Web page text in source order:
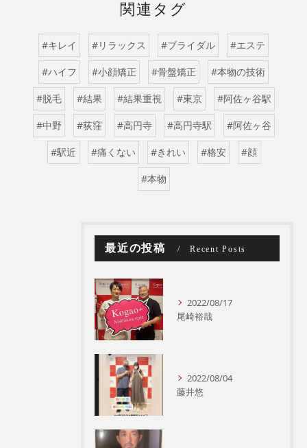
関連タグ
#キレイ #リラックス #ブライダル #エステ
#ハイフ #小顔矯正 #骨盤矯正 #本物の技術
#脱毛 #結果 #結果重視 #東京 #阿佐ヶ谷駅
#中野 #荻窪 #高円寺 #高円寺駅 #阿佐ヶ谷
#駅近 #痛くない #きれい #格安 #顔
#本物
最近の投稿 Recent Posts
2022/08/17
尾崎裕哉
2022/08/04
藤井悠